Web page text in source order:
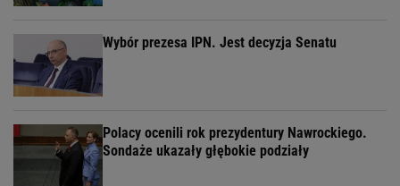
Wybór prezesa IPN. Jest decyzja Senatu
Polacy ocenili rok prezydentury Nawrockiego.
Sondaże ukazały głębokie podziały